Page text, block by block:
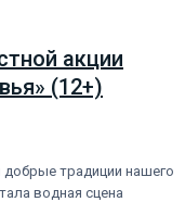
акции
(12+)
добрые традиции нашего
водная сцена